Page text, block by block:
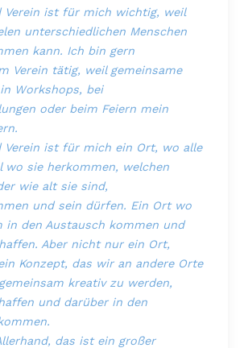
Verein ist für mich wichtig, weil
unterschiedlichen Menschen
kann. Ich bin gern
Verein tätig, weil gemeinsame
Workshops, bei
oder beim Feiern mein
Verein ist für mich ein Ort, wo alle
wo sie herkommen, welchen
wie alt sie sind,
und sein dürfen. Ein Ort wo
in den Austausch kommen und
Aber nicht nur ein Ort,
Konzept, das wir an andere Orte
kreativ zu werden,
und darüber in den
das ist ein großer